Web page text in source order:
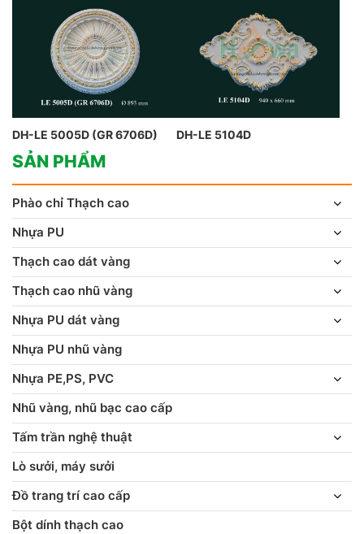
DH-LE 5005D (GR 6706D) DH-LE 5104D
SẢN PHẨM
Phào chỉ Thạch cao
Nhựa PU
Thạch cao dát vàng
Thạch cao nhũ vàng
Nhựa PU dát vàng
Nhựa PU nhũ vàng
Nhựa PE,PS, PVC
Nhũ vàng, nhũ bạc cao cấp
Tấm trần nghệ thuật
Lò sưởi, máy sưởi
Đồ trang trí cao cấp
Bột dính thạch cao